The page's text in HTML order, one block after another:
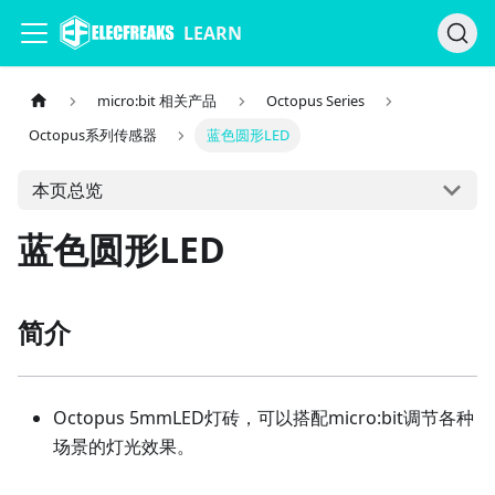
LEARN
micro:bit 相关产品
Octopus Series
Octopus系列传感器
蓝色圆形LED
本页总览
蓝色圆形LED
简介
Octopus 5mmLED灯砖，可以搭配micro:bit调节各种
场景的灯光效果。